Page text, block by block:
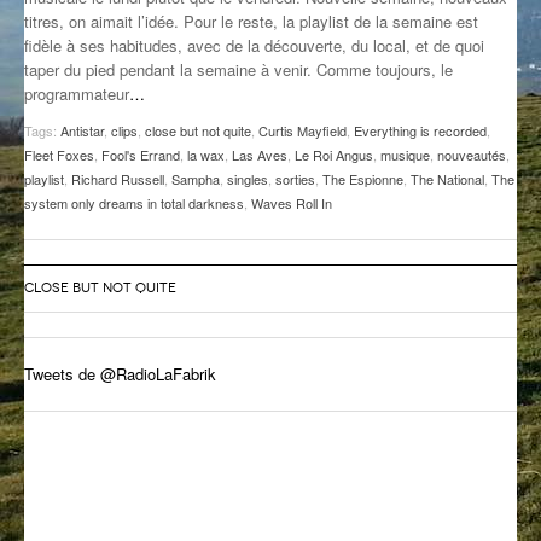
GROOVE N SUN
IL ÉTAIT UNE FOIS
L’ASTUCE DE LA PORTE EN BOIS
LA FABRIK POÉTIK
NOS ANCIENS
PLUS DE MIX
titres, on aimait l’idée. Pour le reste, la playlist de la semaine est
fidèle à ses habitudes, avec de la découverte, du local, et de quoi
taper du pied pendant la semaine à venir. Comme toujours, le
programmateur…
Tags: Antistar, clips close but not quite Curtis Mayfield Everything is recorded
Fleet Foxes Fool's Errand la wax Las Aves Le Roi Angus musique nouveautés
playlist Richard Russell Sampha singles sorties The Espionne The National The
system only dreams in total darkness Waves Roll In
CLOSE BUT NOT QUITE
Tweets de @RadioLaFabrik